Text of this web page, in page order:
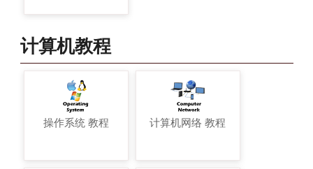
计算机教程
操作系统 教程 计算机网络 教程